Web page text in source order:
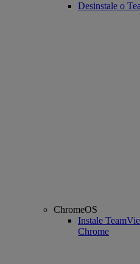
Desinstale o
ChromeOS
Instale
Chrome